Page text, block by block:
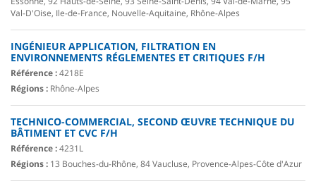
Val-D'Oise, Ile-de-France, Nouvelle-Aquitaine, Rhône-Alpes
INGÉNIEUR APPLICATION, FILTRATION EN
ENVIRONNEMENTS RÉGLEMENTES ET CRITIQUES F/H
Référence :4218E
Régions : Rhône-Alpes
TECHNICO-COMMERCIAL, SECOND ŒUVRE TECHNIQUE DU
BÂTIMENT ET CVC F/H
Référence :4231L
Régions : 13 Bouches-du-Rhône, 84 Vaucluse, Provence-Alpes-Côte d'Azur